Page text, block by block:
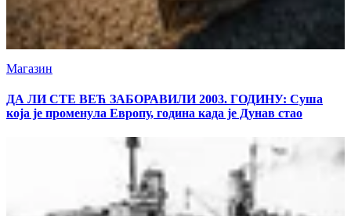
Магазин
ДА ЛИ СТЕ ВЕЋ ЗАБОРАВИЛИ 2003. ГОДИНУ: Суша
која је променула Европу, година када је Дунав стао